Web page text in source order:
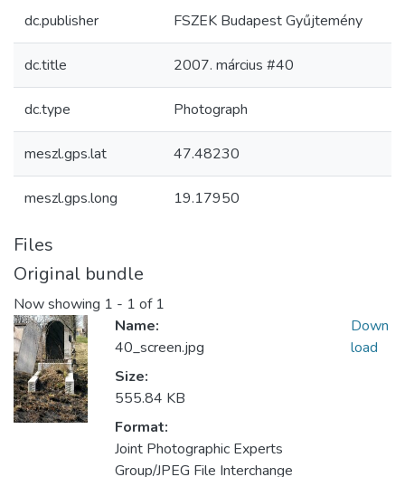
dc.publisher FSZEK Budapest Gyűjtemény
dc.title 2007. március #40
dc.type Photograph
meszl.gps.lat 47.48230
meszl.gps.long 19.17950
Files
Original bundle
Now showing 1 - 1 of 1
Name:
40_screen.jpg
Size:
555.84 KB
Format:
Joint Photographic Experts
Group/JPEG File Interchange
Down
load